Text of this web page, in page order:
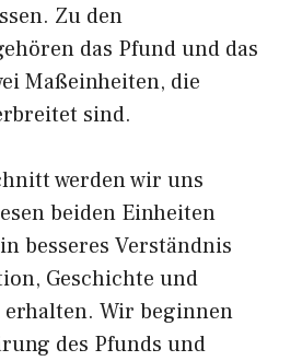
Zu den
das Pfund und das
Maßeinheiten, die
sind.
werden wir uns
beiden Einheiten
besseres Verständnis
Geschichte und
erhalten. Wir beginnen
des Pfunds und